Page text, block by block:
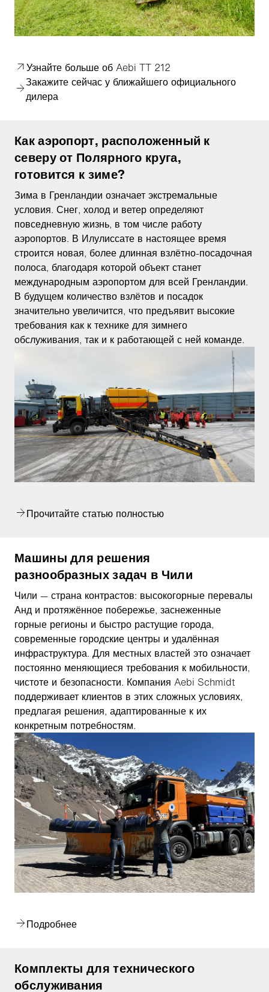
Узнайте больше об Aebi TT 212
Закажите сейчас у ближайшего официального
дилера
Как аэропорт, расположенный к
северу от Полярного круга,
готовится к зиме?
Зима в Гренландии означает экстремальные
условия. Снег, холод и ветер определяют
повседневную жизнь, в том числе работу
аэропортов. В Илулиссате в настоящее время
строится новая, более длинная взлётно-посадочная
полоса, благодаря которой объект станет
международным аэропортом для всей Гренландии.
В будущем количество взлётов и посадок
значительно увеличится, что предъявит высокие
требования как к технике для зимнего
обслуживания, так и к работающей с ней команде.
Прочитайте статью полностью
Машины для решения
разнообразных задач в Чили
Чили — страна контрастов: высокогорные перевалы
Анд и протяжённое побережье, заснеженные
горные регионы и быстро растущие города,
современные городские центры и удалённая
инфраструктура. Для местных властей это означает
постоянно меняющиеся требования к мобильности,
чистоте и безопасности. Компания Aebi Schmidt
поддерживает клиентов в этих сложных условиях,
предлагая решения, адаптированные к их
конкретным потребностям.
Подробнее
Комплекты для технического
обслуживания